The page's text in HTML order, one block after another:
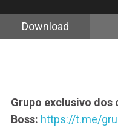
áudio
Download
Grupo exclusivo dos
Boss: https://t.me/